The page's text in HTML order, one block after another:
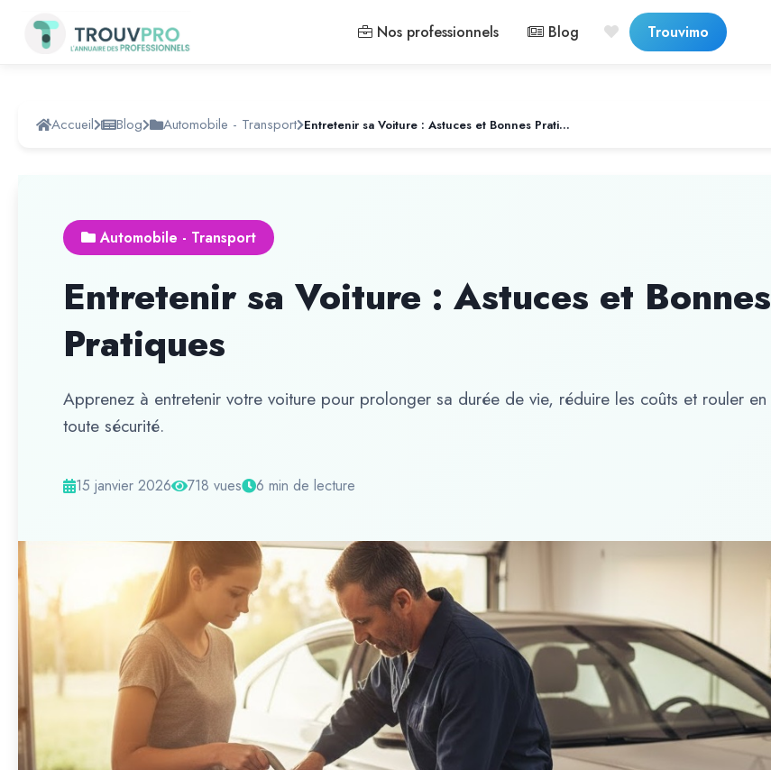
Nos professionnels Blog Trouvimo
Accueil Blog Automobile - Transport Entretenir sa Voiture : Astuces et Bonnes Pratiques
Automobile - Transport
Entretenir sa Voiture : Astuces et Bonnes
Pratiques
Apprenez à entretenir votre voiture pour prolonger sa durée de vie, réduire les coûts et rouler en
toute sécurité.
15 janvier 2026 718 vues 6 min de lecture